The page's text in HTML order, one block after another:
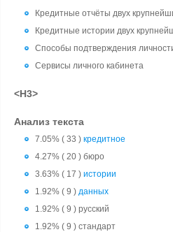
Кредитные отчёты двух
Кредитные истории двух
Способы подтверждения
Сервисы личного кабинета
<H3>
Анализ текста
7.05% ( 33 ) кредитное
4.27% ( 20 ) бюро
3.63% ( 17 ) истории
1.92% ( 9 ) данных
1.92% ( 9 ) русский
1.92% ( 9 ) стандарт